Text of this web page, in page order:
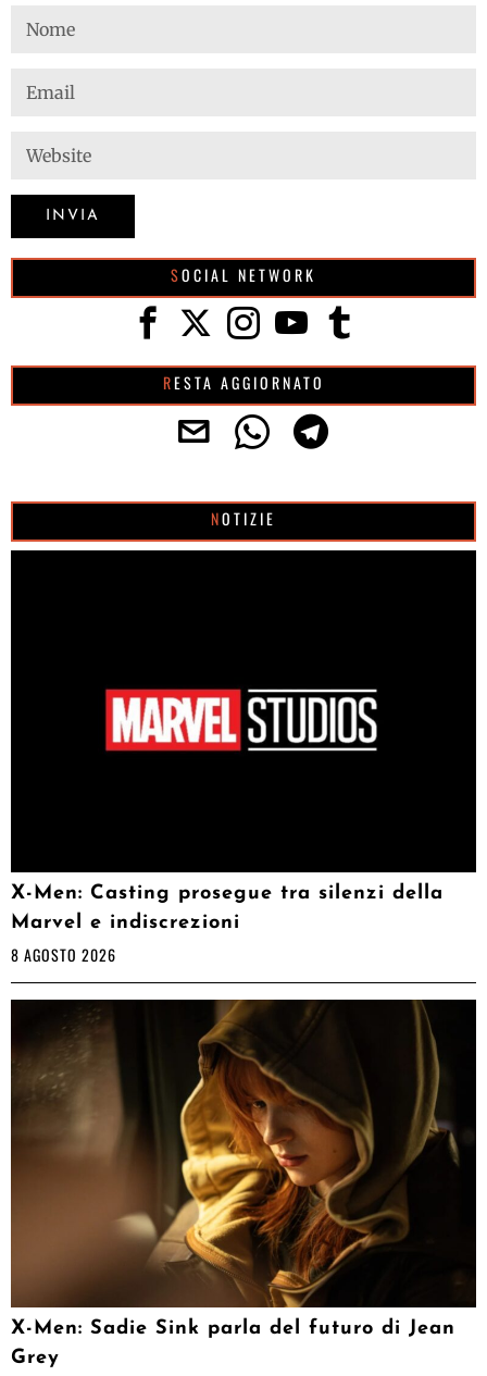
SOCIAL NETWORK
RESTA AGGIORNATO
NOTIZIE
X-Men: Casting prosegue tra silenzi della
Marvel e indiscrezioni
8 AGOSTO 2026
X-Men: Sadie Sink parla del futuro di Jean
Grey